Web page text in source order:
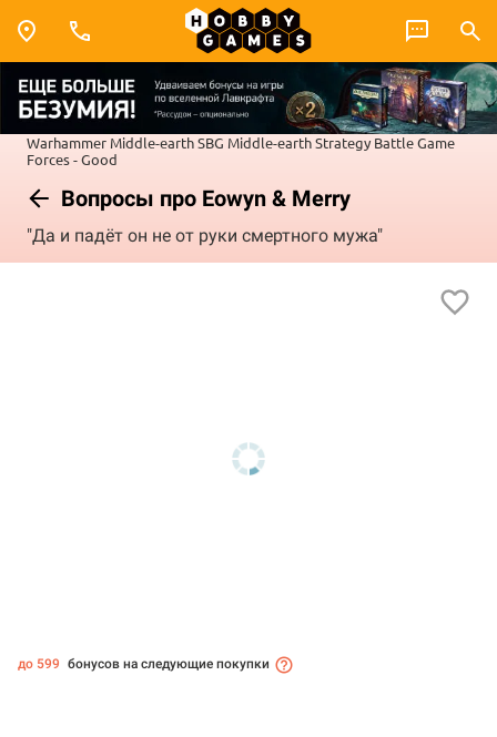
Warhammer Middle-earth SBG Middle-earth Strategy Battle Game
Forces - Good
Вопросы про Eowyn & Merry
"Да и падёт он не от руки смертного мужа"
до 599 бонусов на следующие покупки